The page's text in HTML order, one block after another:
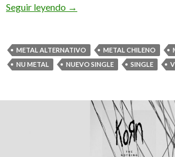
Seguir leyendo Auris presenta el videoclip
→
METAL ALTERNATIVO METAL CHILENO
NU METAL
NUEVO SINGLE SINGLE